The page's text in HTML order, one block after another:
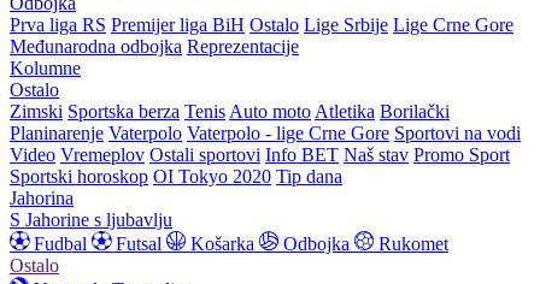
Prva liga RS Premijer liga BiH Ostalo Lige Srbije Lige Crne Gore
Međunarodna odbojka Reprezentacije
Kolumne
Ostalo
Zimski Sportska berza Tenis Auto moto Atletika Borilački
Planinarenje Vaterpolo Vaterpolo - lige Crne Gore Sportovi na vodi
Video Vremeplov Ostali sportovi Info BET Naš stav Promo Sport
Sportski horoskop OI Tokyo 2020 Tip dana
Jahorina
S Jahorine s ljubavlju
Fudbal
Futsal Košarka Odbojka
Rukomet
Ostalo